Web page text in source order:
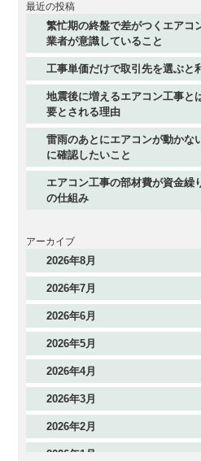
最近の投稿
繁忙期の終盤で差がつくエアコ
業者が意識していること
工事単価だけで取引先を選ぶと
地震後に増えるエアコン工事と
要とされる理由
雷雨のあとにエアコンが動かな
に確認したいこと
エアコン工事の部材費が資金繰
の仕組み
アーカイブ
2026年8月
2026年7月
2026年6月
2026年5月
2026年4月
2026年3月
2026年2月
2026年1月